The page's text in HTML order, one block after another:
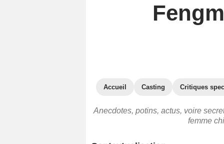
Accueil Casting Critiques
Anecdotes, potins, actus, voire
femme